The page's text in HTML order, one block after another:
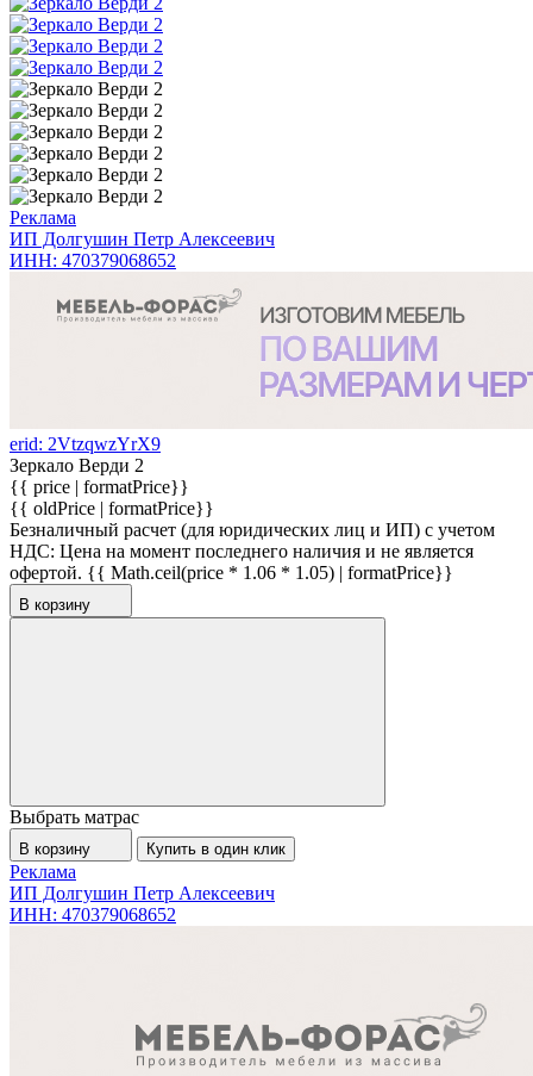
Реклама
ИП Долгушин Петр Алексеевич
ИНН: 470379068652
erid: 2VtzqwzYrX9
Зеркало Верди 2
{{ price | formatPrice}}
{{ oldPrice | formatPrice}}
Безналичный расчет (для юридических лиц и ИП) с учетом
НДС: Цена на момент последнего наличия и не является
офертой. {{ Math.ceil(price * 1.06 * 1.05) | formatPrice}}
В корзину
Выбрать матрас
В корзину Купить в один клик
Реклама
ИП Долгушин Петр Алексеевич
ИНН: 470379068652